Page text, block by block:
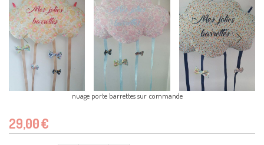
nuage porte barrettes sur commande
29,00€